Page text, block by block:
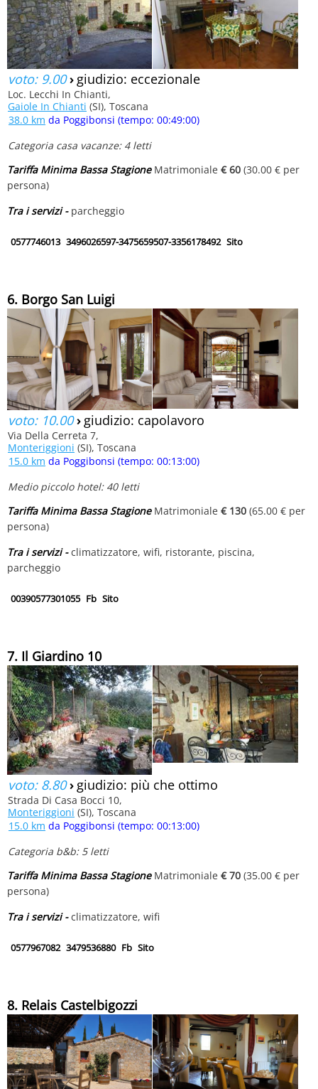
voto: 9.00› giudizio: eccezionale
Loc. Lecchi In Chianti,
Gaiole In Chianti (SI), Toscana
38.0 km da Poggibonsi (tempo: 00:49:00)
Categoria casa vacanze: 4 letti
Tariffa Minima Bassa StagioneMatrimoniale € 60 (30.00 € per
persona)
Tra i servizi - parcheggio
0577746013 3496026597-3475659507-3356178492 Sito
6. Borgo San Luigi
voto: 10.00› giudizio: capolavoro
Via Della Cerreta 7,
Monteriggioni (SI), Toscana
15.0 km da Poggibonsi (tempo: 00:13:00)
Medio piccolo hotel: 40 letti
Tariffa Minima Bassa StagioneMatrimoniale € 130 (65.00 € per
persona)
Tra i servizi -climatizzatore, wifi, ristorante, piscina,
parcheggio
00390577301055 Fb Sito
7. Il Giardino 10
voto: 8.80› giudizio: più che ottimo
Strada Di Casa Bocci 10,
Monteriggioni (SI), Toscana
15.0 km da Poggibonsi (tempo: 00:13:00)
Categoria b&b: 5 letti
Tariffa Minima Bassa StagioneMatrimoniale € 70 (35.00 € per
persona)
Tra i servizi -climatizzatore, wifi
0577967082 3479536880 Fb Sito
8. Relais Castelbigozzi